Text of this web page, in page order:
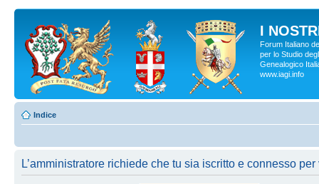
I
Forum Italiano
per lo Studio
Genealogico
www.iagi.info
Indice
L’amministratore richiede che tu sia iscritto e connesso